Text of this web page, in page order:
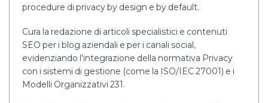
procedure di privacy by design e by default.
Cura la redazione di articoli specialistici e contenuti
SEO per i blog aziendali e per i canali social,
evidenziando l'integrazione della normativa Privacy
con i sistemi di gestione (come la ISO/IEC 27001) e i
Modelli Organizzativi 231.